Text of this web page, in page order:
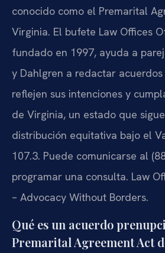
conocido como el Premarital
Virginia. El bufete Law Offices Of
fundado en 1997, ayuda a
y Dahlgren a redactar
reflejen sus intenciones y
de Virginia, un estado que
distribución equitativa bajo el
107.3. Puede comunicarse al
programar una consulta. Law
– Advocacy Without Borders.
Qué es un acuerdo
Premarital Agreement Act